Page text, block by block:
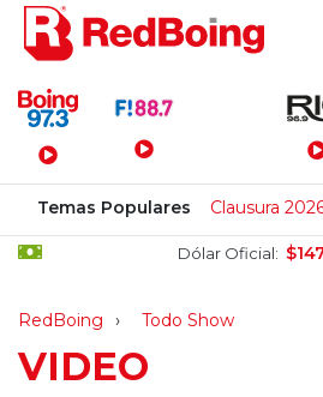
Menú Principal
Temas Populares Clausura
Dólar Oficial: $1470 /
RedBoing Todo Show
VIDEO